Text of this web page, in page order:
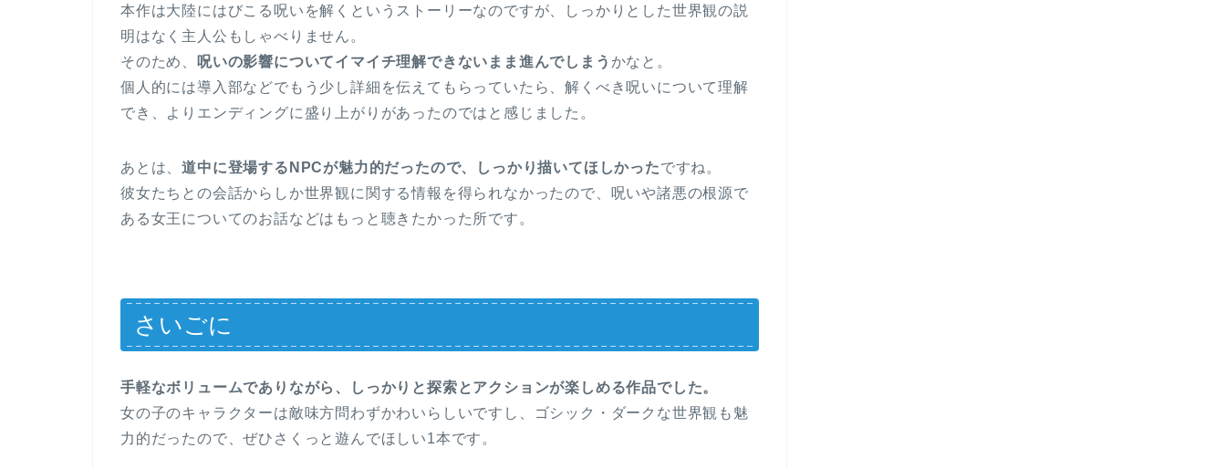
本作は大陸にはびこる呪いを解くというストーリーなのですが、しっかりとした世界観の説
明はなく主人公もしゃべりません。
そのため、
呪いの影響についてイマイチ理解できないまま進んでしまう かなと。
個人的には導入部などでもう少し詳細を伝えてもらっていたら、解くべき呪いについて理解
でき、よりエンディングに盛り上がりがあったのではと感じました。
あとは、道中に登場するNPCが魅力的だったので、しっかり描いてほしかったですね。
彼女たちとの会話からしか世界観に関する情報を得られなかったので、呪いや諸悪の根源で
ある女王についてのお話などはもっと聴きたかった所です。
さいごに
手軽なボリュームでありながら、しっかりと探索とアクションが楽しめる作品でした。
女の子のキャラクターは敵味方問わずかわいらしいですし、ゴシック・ダークな世界観も魅
力的だったので、ぜひさくっと遊んでほしい1本です。